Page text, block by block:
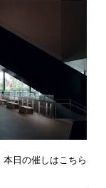
本日の催しはこちら